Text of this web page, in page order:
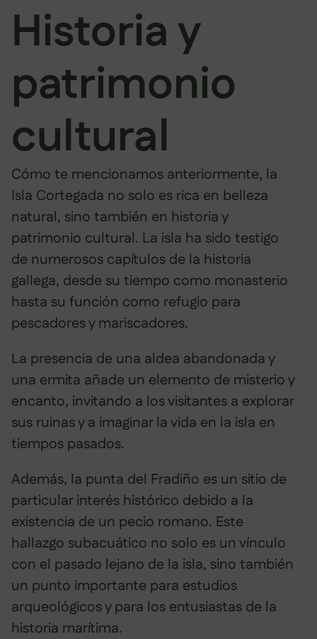
Historia y
patrimonio
cultural
Cómo te mencionamos anteriormente, la
Isla Cortegada no solo es rica en belleza
natural, sino también en historia y
patrimonio cultural. La isla ha sido testigo
de numerosos capítulos de la historia
gallega, desde su tiempo como monasterio
hasta su función como refugio para
pescadores y mariscadores.
La presencia de una aldea abandonada y
una ermita añade un elemento de misterio y
encanto, invitando a los visitantes a explorar
sus ruinas y a imaginar la vida en la isla en
tiempos pasados.
Además, la punta del Fradiño es un sitio de
particular interés histórico debido a la
existencia de un pecio romano. Este
hallazgo subacuático no solo es un vínculo
con el pasado lejano de la isla, sino también
un punto importante para estudios
arqueológicos y para los entusiastas de la
historia marítima.